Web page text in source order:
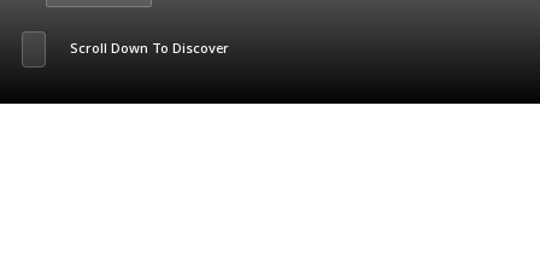
Scroll Down To Discover